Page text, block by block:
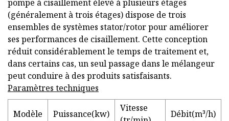
pompe à cisaillement élevé à plusieurs étages
(généralement à trois étages) dispose de trois
ensembles de systèmes stator/rotor pour améliorer
ses performances de cisaillement. Cette conception
réduit considérablement le temps de traitement et,
dans certains cas, un seul passage dans le mélangeur
peut conduire à des produits satisfaisants.
Paramètres techniques
Modèle Puissance(kw)
Vitesse
Débit(m³/h)